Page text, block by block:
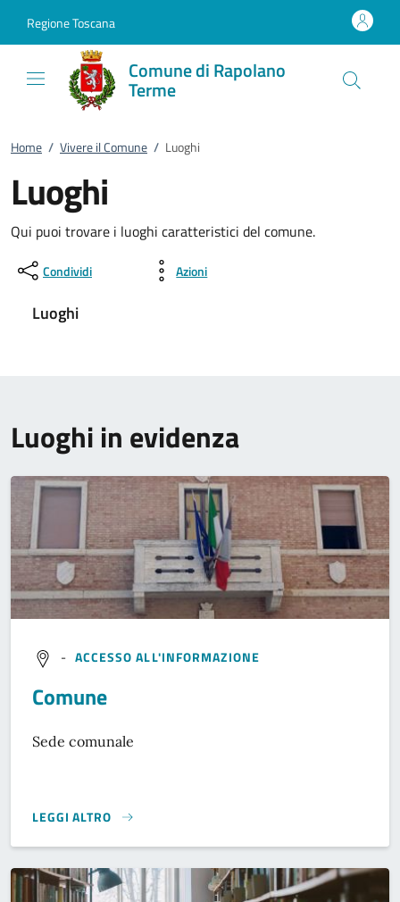
Regione Toscana
Comune di Rapolano
Terme
Home / Vivere il Comune / Luoghi
Luoghi
Qui puoi trovare i luoghi caratteristici del comune.
Condividi Azioni
Luoghi
Luoghi in evidenza
- ACCESSO ALL'INFORMAZIONE
Comune
Sede comunale
LEGGI ALTRO
}